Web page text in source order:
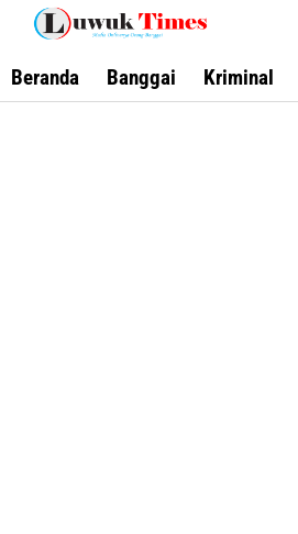
Lewati
konten
Beranda Banggai Kriminal